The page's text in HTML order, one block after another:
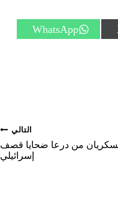
S
h
WhatsApp
التالي
من درعا ضحايا قصف
إسرائيلي